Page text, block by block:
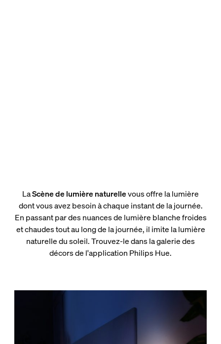
LaScène de lumière naturellevous offre la lumière
dont vous avez besoin à chaque instant de la journée.
En passant par des nuances de lumière blanche froides
et chaudes tout au long de la journée, il imite la lumière
naturelle du soleil. Trouvez-le dans la galerie des
décors de l'application Philips Hue.